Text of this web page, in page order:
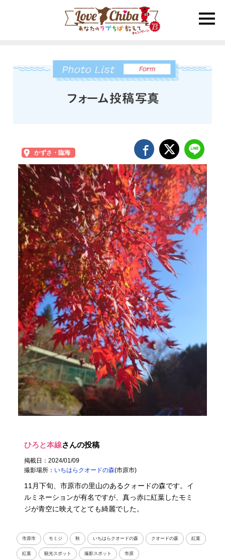
toggle
かずさ・臨海
ひろと本線さんの投稿
掲載日：2024/01/09
撮影場所： いちはらクオードの森(市原市)
11月下旬、市原市の里山のあるクォードの森です。イ
ルミネーションが有名ですが、真っ赤に紅葉したモミ
ジが青空に映えてとても綺麗でした。
市原市 モミジ 秋 いちはらクオードの森 クオードの森 紅葉
紅葉 観光スポット 撮影スポット 市原